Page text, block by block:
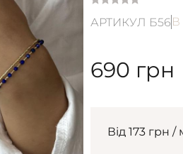
АРТИКУЛ Б56 В
690 грн
Від 173 грн /